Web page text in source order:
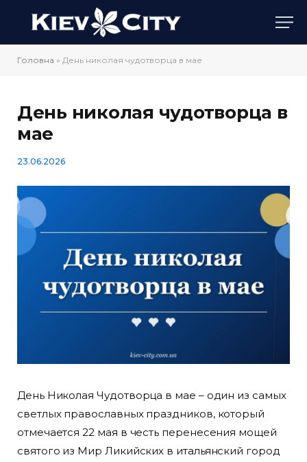
Головна » День николая чудотворца в мае
День николая чудотворца в
мае
23.06.2026
День Николая Чудотворца в мае – один из самых
светлых православных праздников, который
отмечается 22 мая в честь перенесения мощей
святого из Мир Ликийских в итальянский город